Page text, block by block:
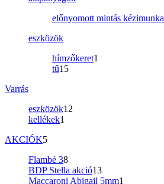
előnyomott mintás kézimunka
eszközök
hímzőkeret1
tű15
Varrás
eszközök12
kellékek1
AKCIÓK5
Flambé 38
BDP Stella akció13
Maccaroni Abigail 5mm1